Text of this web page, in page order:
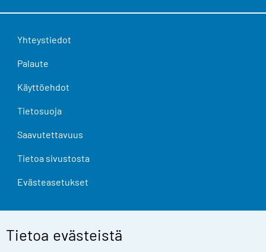
Tietoa evästeistä
Yhteystiedot
Palaute
Käyttöehdot
Tietosuoja
Saavutettavuus
Tietoa sivustosta
Evästeasetukset